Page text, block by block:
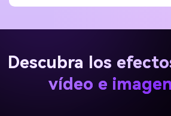
Descubra los
vídeo e